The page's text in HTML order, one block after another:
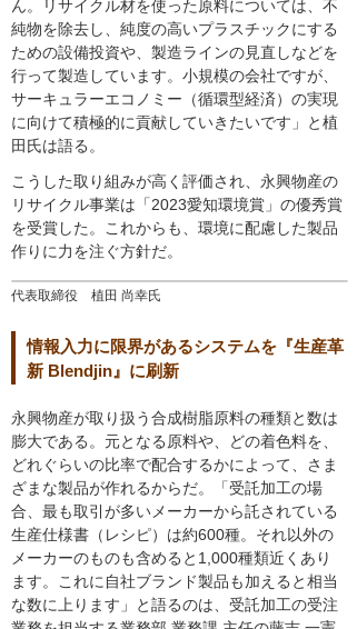
代表取締役 植田 尚幸氏
ん。リサイクル材を使った原料については、不
純物を除去し、純度の高いプラスチックにする
ための設備投資や、製造ラインの見直しなどを
行って製造しています。小規模の会社ですが、
サーキュラーエコノミー（循環型経済）の実現
に向けて積極的に貢献していきたいです」と植
田氏は語る。
こうした取り組みが高く評価され、永興物産の
リサイクル事業は「2023愛知環境賞」の優秀賞
を受賞した。これからも、環境に配慮した製品
作りに力を注ぐ方針だ。
情報入力に限界があるシステムを『生産革
新 Blendjin』に刷新
永興物産が取り扱う合成樹脂原料の種類と数は
膨大である。元となる原料や、どの着色料を、
どれぐらいの比率で配合するかによって、さま
ざまな製品が作れるからだ。「受託加工の場
合、最も取引が多いメーカーから託されている
生産仕様書（レシピ）は約600種。それ以外の
メーカーのものも含めると1,000種類近くあり
ます。これに自社ブランド製品も加えると相当
な数に上ります」と語るのは、受託加工の受注